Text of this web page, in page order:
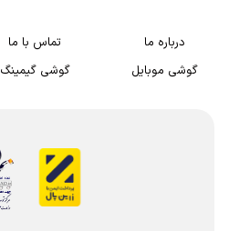
درباره ما تماس با ما
گوشی موبایل
گوشی گیمینگ